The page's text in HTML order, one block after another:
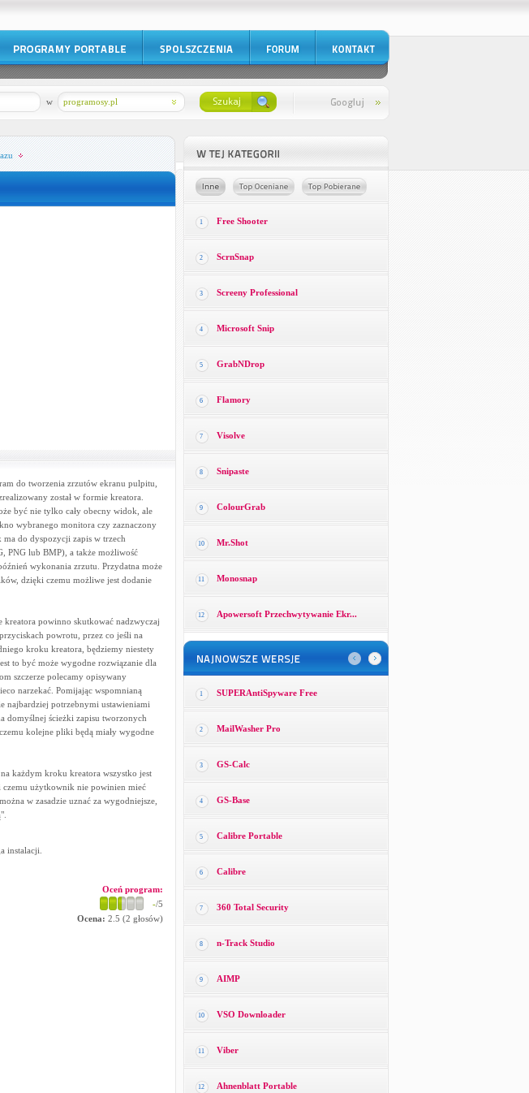
programosy.pl
w
do tworzenia zrzutów ekranu pulpitu,
został w formie kreatora.
być nie tylko cały obecny widok, ale
wybranego monitora czy zaznaczony
do dyspozycji zapis w trzech
PNG lub BMP), a także możliwość
wykonania zrzutu. Przydatna może
dzięki czemu możliwe jest dodanie
powinno skutkować nadzwyczaj
powrotu, przez co jeśli na
kroku kreatora, będziemy niestety
to być może wygodne rozwiązanie dla
szczerze polecamy opisywany
narzekać. Pomijając wspomnianą
najbardziej potrzebnymi ustawieniami
domyślnej ścieżki zapisu tworzonych
kolejne pliki będą miały wygodne
każdym kroku kreatora wszystko jest
czemu użytkownik nie powinien mieć
w zasadzie uznać za wygodniejsze,
instalacji.
Oceń program:
-/5
Ocena: 2.5 (2 głosów)
1 Free Shooter
2 ScrnSnap
3 Screeny Professional
4 Microsoft Snip
5 GrabNDrop
6 Flamory
7 Visolve
8 Snipaste
9 ColourGrab
10 Mr.Shot
11 Monosnap
12 Apowersoft Przechwytywanie Ekr...
1 SUPERAntiSpyware Free
2 MailWasher Pro
3 GS-Calc
4 GS-Base
5 Calibre Portable
6 Calibre
7 360 Total Security
8 n-Track Studio
9 AIMP
10 VSO Downloader
11 Viber
12 Ahnenblatt Portable